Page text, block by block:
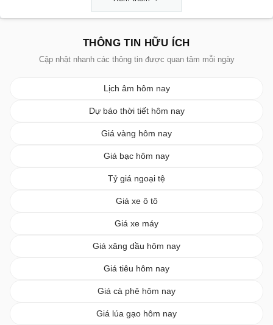
THÔNG TIN HỮU ÍCH
Cập nhật nhanh các thông tin được quan tâm mỗi ngày
Lịch âm hôm nay
Dự báo thời tiết hôm nay
Giá vàng hôm nay
Giá bạc hôm nay
Tỷ giá ngoại tệ
Giá xe ô tô
Giá xe máy
Giá xăng dầu hôm nay
Giá tiêu hôm nay
Giá cà phê hôm nay
Giá lúa gạo hôm nay